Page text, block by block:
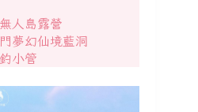
人島露營
夢幻仙境藍洞
小管